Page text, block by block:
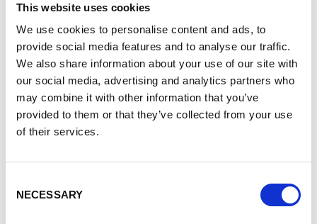
This website uses cookies
We use cookies to personalise content and ads, to
provide social media features and to analyse our traffic.
We also share information about your use of our site with
our social media, advertising and analytics partners who
may combine it with other information that you’ve
provided to them or that they’ve collected from your use
of their services.
Selection
NECESSARY
Agency, verantwoordelijk voor het trilaterale
beheer. Als onderdeel van een Team Europe-
aanpak wil Enabel ook waardeketens in de
agrovoedingssector en mijnbouw, financieel
bestuur in de mijnbouw en de opleiding van
jongeren in sleutelberoepen in de corridors
ondersteunen (agro-industriële verwerking,
spoorvervoersdiensten, energie). Er wordt ook
haven van Lobito, in partnerschap met de Port
Via die initiatieven worden de corridors en hun